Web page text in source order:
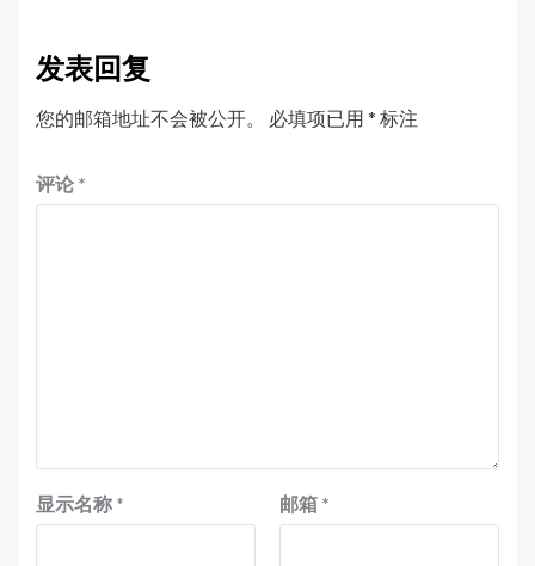
发表回复
您的邮箱地址不会被公开。 必填项已用 * 标注
评论 *
显示名称 * 邮箱 *